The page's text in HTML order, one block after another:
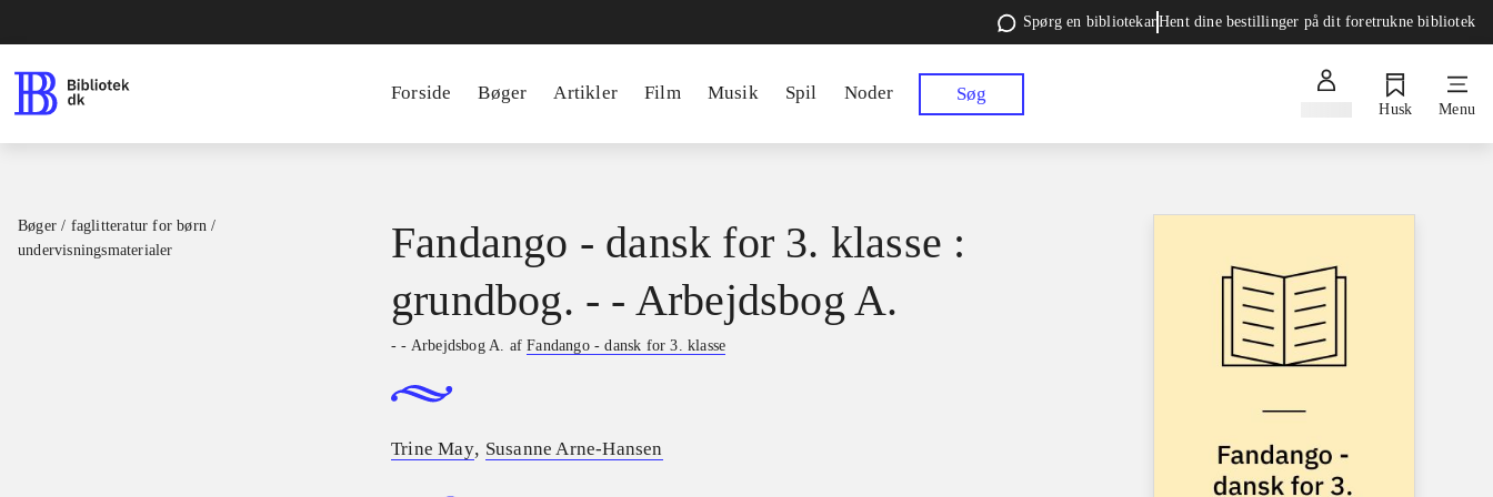
Spørg en bibliotekarHent dine bestillinger på dit foretrukne bibliotek
Forside Bøger Artikler Film Musik Spil Noder Søg
Husk Menu
Bøger / faglitteratur for børn /
undervisningsmaterialer
Fandango - dansk for 3. klasse :
grundbog. - - Arbejdsbog A.
- - Arbejdsbog A. afFandango - dansk for 3. klasse
Trine May, Susanne Arne-Hansen